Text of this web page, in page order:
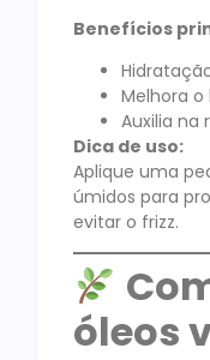
Benefícios
Melhora o
Auxilia na
Dica de uso:
Aplique uma
úmidos para
evitar o frizz.
óleos